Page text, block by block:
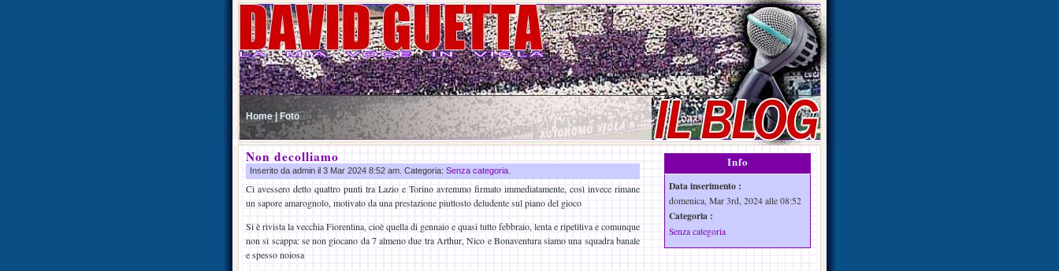
Home | Foto
Non decolliamo
Inserito da admin il 3 Mar 2024 8:52 am. Categoria: Senza categoria
Ci avessero detto quattro punti tra Lazio e Torino avremmo firmato immediatamente, così invece rimane
un sapore amarognolo, motivato da una prestazione piuttosto deludente sul piano del gioco
Si è rivista la vecchia Fiorentina, cioè quella di gennaio e quasi tutto febbraio, lenta e ripetitiva e comunque
non si scappa: se non giocano da 7 almeno due tra Arthur, Nico e Bonaventura siamo una squadra banale
e spesso noiosa
Info
Data inserimento :
domenica, Mar 3rd, 2024 alle 08:52
Categoria :
Senza categoria